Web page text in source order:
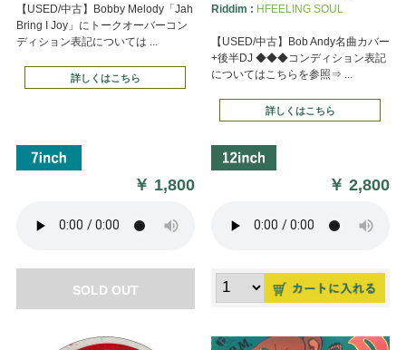
【USED/中古】Bobby Melody「Jah
Bring I Joy」にトークオーバーコン
ディション表記については ...
詳しくはこちら
￥ 1,800
SOLD OUT
Riddim : HFEELING SOUL
【USED/中古】Bob Andy名曲カバー
+後半DJ ◆◆◆コンディション表記
についてはこちらを参照⇒ ...
詳しくはこちら
￥2,800